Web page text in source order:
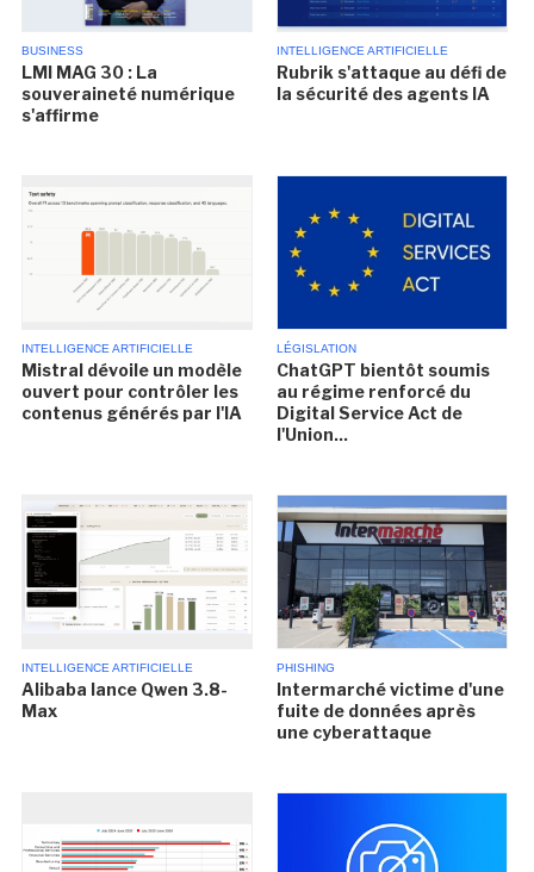
BUSINESS
LMI MAG 30 : La
souveraineté numérique
s'affirme
INTELLIGENCE ARTIFICIELLE
Rubrik s'attaque au défi de
la sécurité des agents IA
INTELLIGENCE ARTIFICIELLE
Mistral dévoile un modèle
ouvert pour contrôler les
contenus générés par l'IA
LÉGISLATION
ChatGPT bientôt soumis
au régime renforcé du
Digital Service Act de
l'Union...
INTELLIGENCE ARTIFICIELLE
Alibaba lance Qwen 3.8-
Max
PHISHING
Intermarché victime d'une
fuite de données après
une cyberattaque